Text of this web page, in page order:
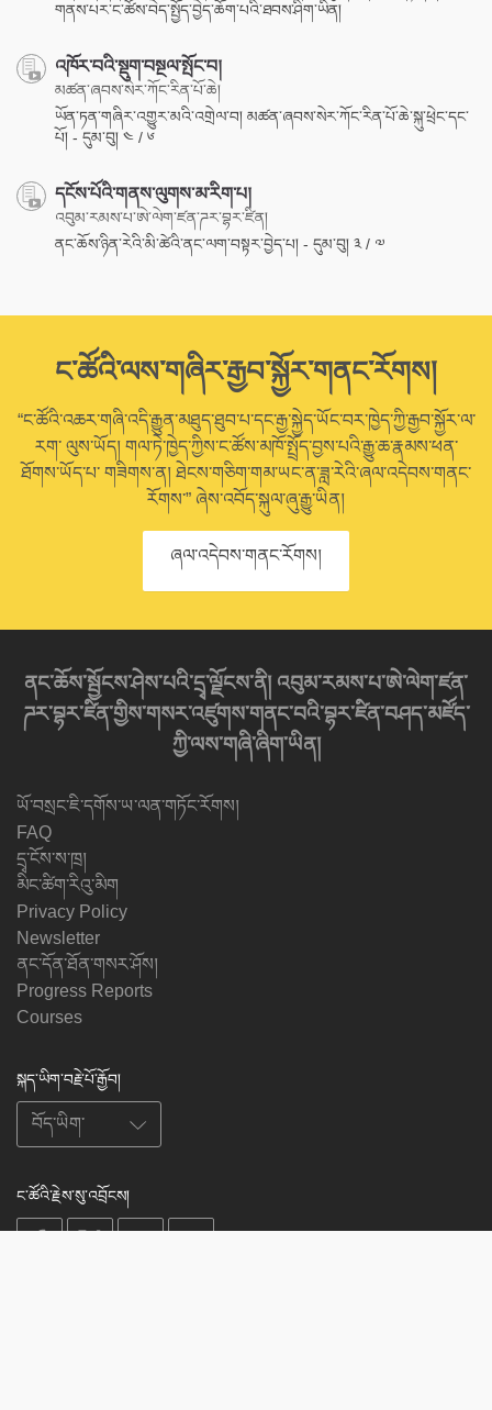
གནས་པར་ང་ཚོས་བེད་སྤྱོད་བྱེད་ཆོག་པའི་ཐབས་ཤིག་ཡིན།
འཁོར་བའི་སྡུག་བསྔལ་སྤོང་བ།
མཚན་ཞབས་སེར་ཀོང་རིན་པོ་ཆེ།
ཡོན་ཏན་གཞིར་འགྱུར་མའི་འགྲེལ་བ། མཚན་ཞབས་སེར་ཀོང་རིན་པོ་ཆེ་སྐུ་ཕྲེང་དང་
པོ། - དུམ་བུ། ༤ / ༦
དངོས་པོའི་གནས་ལུགས་མ་རིག་པ།
འབུམ་རམས་པ་ཨེ་ལེག་ཛན་ཌར་བྷར་ཛིན།
ནང་ཆོས་ཉིན་རེའི་མི་ཚེའི་ནང་ལག་བསྟར་བྱེད་པ། - དུམ་བུ། ༣ / ༧
ང་ཚོའི་ལས་གཞིར་རྒྱབ་སྐྱོར་གནང་རོགས།
“ང་ཚོའི་འཆར་གཞི་འདི་རྒྱུན་མཐུད་ཐུབ་པ་དང་རྒྱ་སྐྱེད་ཡོང་བར་ཁྱེད་ཀྱི་རྒྱབ་སྐྱོར་ལ་
རག་ ལུས་ཡོད། གལ་ཏེ་ཁྱེད་ཀྱིས་ང་ཚོས་མཁོ་སྤྲོད་བྱས་པའི་རྒྱུ་ཆ་རྣམས་ཕན་
ཐོགས་ཡོད་པ་ གཟིགས་ན། ཐེངས་གཅིག་གམ་ཡང་ན་ཟླ་རེའི་ཞལ་འདེབས་གནང་
རོགས་” ཞེས་འབོད་སྐུལ་ཞུ་རྒྱུ་ཡིན།
ཞལ་འདེབས་གནང་རོགས།
ནང་ཆོས་སྦྱོངས་ཤེས་པའི་དྲྭ་ལྗོངས་ནི། འབུམ་རམས་པ་ཨེ་ལེག་ཛན་
ཌར་བྷར་ཛིན་གྱིས་གསར་འཛུགས་གནང་བའི་བྷར་ཛིན་བཤད་མཛོད་
ཀྱི་ལས་གཞི་ཞིག་ཡིན།
ཡོ་བསྲང་ཇི་དགོས་ཡ་ལན་གཏོང་རོགས།
FAQ
དྲྭ་ངོས་ས་ཁྲ།
མིང་ཚིག་རིའུ་མིག
Privacy Policy
Newsletter
ནང་དོན་ཐོན་གསར་ཤོས།
Progress Reports
Courses
སྐད་ཡིག་བརྗེ་པོ་རྒྱོབ།
ང་ཚོའི་རྗེས་སུ་འབྲོངས།
on
on
on
on